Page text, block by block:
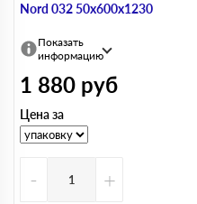
Nord 032 50х600х1230
Показать
информацию
1 880 руб
Цена за
- +